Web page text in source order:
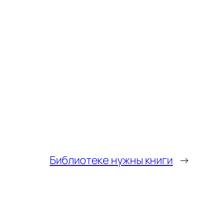
Библиотеке нужны книги →